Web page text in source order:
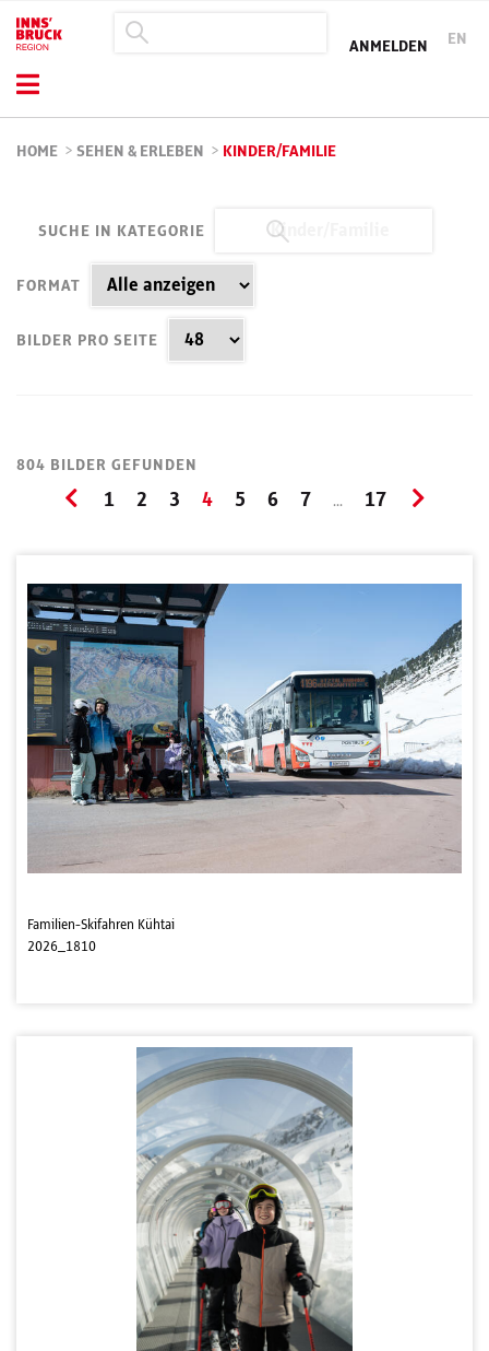
ANMELDEN EN
HOME > SEHEN & ERLEBEN > KINDER/FAMILIE
SUCHE IN KATEGORIE
FORMAT
BILDER PRO SEITE
804 BILDER GEFUNDEN
1 2 3 4 5 6 7 ... 17
Familien-Skifahren Kühtai
2026_1810